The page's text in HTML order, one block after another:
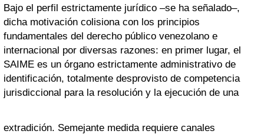
Bajo el perfil estrictamente jurídico –se ha señalado–,
dicha motivación colisiona con los principios
fundamentales del derecho público venezolano e
internacional por diversas razones: en primer lugar, el
SAIME es un órgano estrictamente administrativo de
identificación, totalmente desprovisto de competencia
jurisdiccional para la resolución y la ejecución de una
extradición. Semejante medida requiere canales